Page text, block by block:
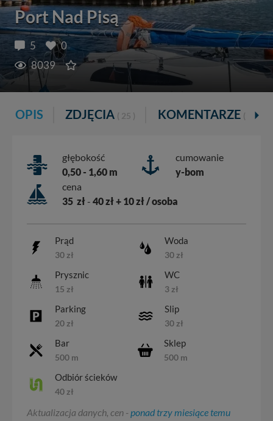
Port Nad Pisą
5
0
8039
OPIS ZDJĘCIA ( 25 ) KOMENTARZE ( 5 )
głębokość
0,50 - 1,60 m
cumowanie
y-bom
cena
35 zł - 40 zł + 10 zł / osoba
Prąd
30 zł
Woda
30 zł
Prysznic
15 zł
WC
3 zł
Parking
20 zł
Slip
30 zł
Bar
500 m
Sklep
500 m
Odbiór ścieków
40 zł
Aktualizacja danych, cen -ponad trzy miesiące temu